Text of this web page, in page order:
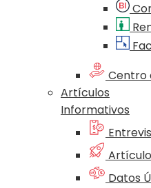
Centro
Artículos
Informativos
Datos